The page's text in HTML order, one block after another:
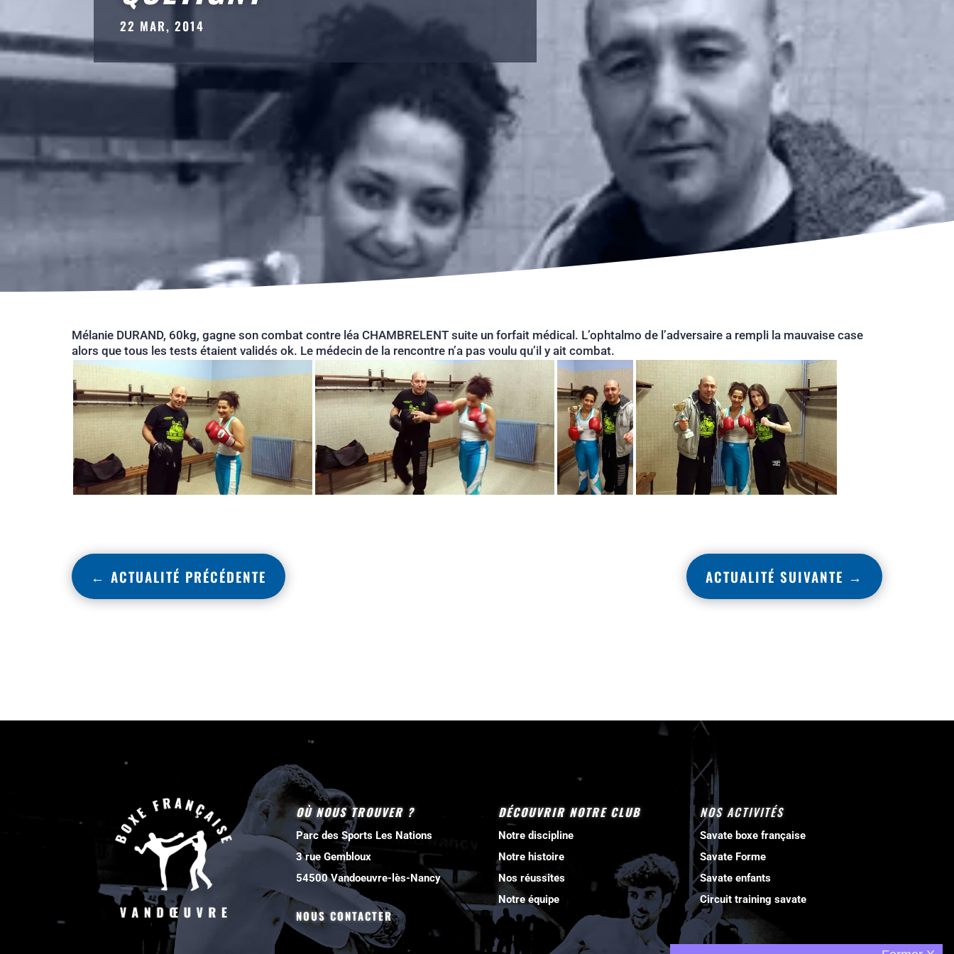
22 MAR, 2014
Mélanie DURAND, 60kg, gagne son combat contre léa CHAMBRELENT suite un forfait médical. L’ophtalmo de l’adversaire a rempli la mauvaise case
alors que tous les tests étaient validés ok. Le médecin de la rencontre n’a pas voulu qu’il y ait combat.
← ACTUALITÉ PRÉCÉDENTE ACTUALITÉ SUIVANTE →
OÙ NOUS TROUVER ?
Parc des Sports Les Nations
3 rue Gembloux
54500 Vandoeuvre-lès-Nancy
NOUS CONTACTER
DÉCOUVRIR NOTRE CLUB
Notre discipline
Notre histoire
Nos réussites
Notre équipe
NOS ACTIVITÉS
Savate boxe française
Savate Forme
Savate enfants
Circuit training savate